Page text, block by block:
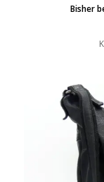
Bisher